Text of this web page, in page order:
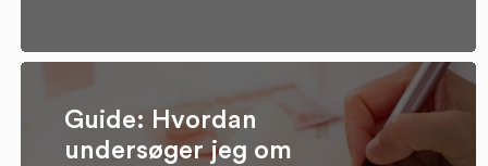
Guide: Hvordan
undersøger jeg om